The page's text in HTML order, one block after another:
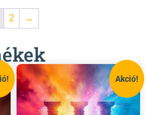
2 →
Akció!